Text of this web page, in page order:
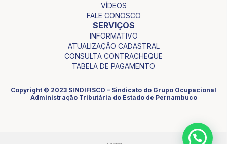
VÍDEOS
FALE CONOSCO
SERVIÇOS
INFORMATIVO
ATUALIZAÇÃO CADASTRAL
CONSULTA CONTRACHEQUE
TABELA DE PAGAMENTO
Copyright © 2023 SINDIFISCO – Sindicato do Grupo Ocupacional
Administração Tributária do Estado de Pernambuco